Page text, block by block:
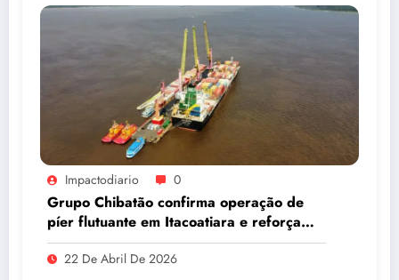
Impactodiario 0
Grupo Chibatão confirma operação de
píer flutuante em Itacoatiara e reforça
compromisso com a solução logística para
o Amazonas
22 De Abril De 2026